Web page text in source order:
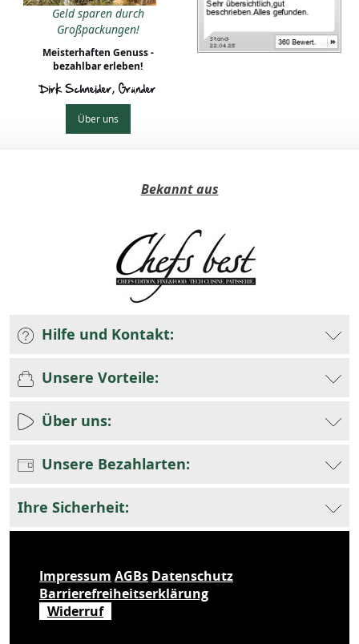
Geld sparen durch
Großpackungen!
Meisterhaften Genuss -
bezahlbar erleben!
Dirk Schneider, Gründer
Über uns
Bekannt aus
Hilfe und Kontakt:
Unsere Vorteile:
Über uns:
Unsere Bezahlarten:
Ihre Sicherheit:
Impressum AGBs Datenschutz
Barrierefreiheitserklärung
Widerruf